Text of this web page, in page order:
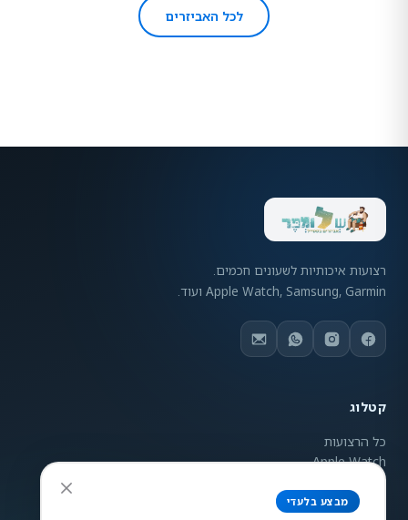
לכל האביזרים
רצועות איכותיות לשעונים חכמים.
Apple Watch, Samsung, Garmin ועוד.
קטלוג
כל הרצועות
Apple Watch
Samsung Galaxy
Garmin
ניגודיות צבעיםמבצע בלעדי